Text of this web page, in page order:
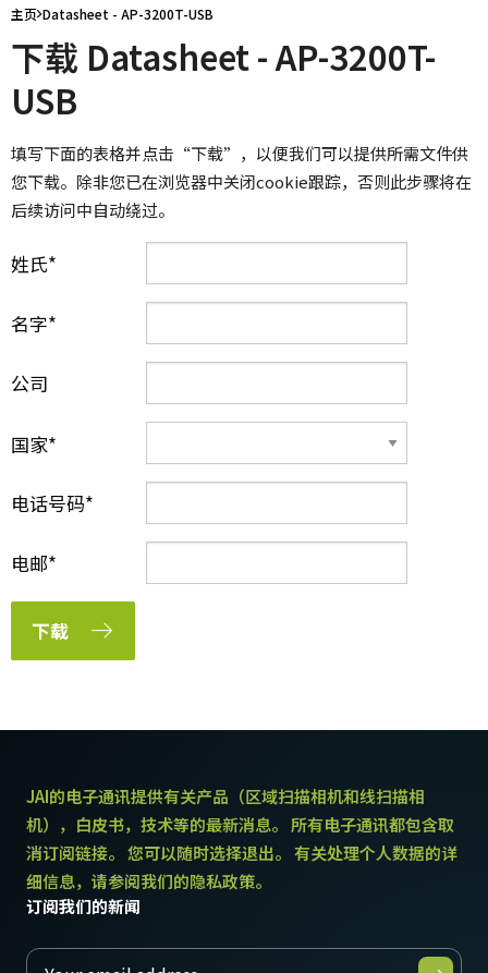
主页 Datasheet - AP-3200T-USB
下载 Datasheet - AP-3200T-
USB
填写下面的表格并点击“下载”，以便我们可以提供所需文件供
您下载。除非您已在浏览器中关闭cookie跟踪，否则此步骤将在
后续访问中自动绕过。
姓氏
名字
公司
国家
电话号码
电邮
下载
JAI的电子通讯提供有关产品（区域扫描相机和线扫描相
机），白皮书，技术等的最新消息。 所有电子通讯都包含取
消订阅链接。 您可以随时选择退出。 有关处理个人数据的详
细信息，请参阅我们的隐私政策。
订阅我们的新闻